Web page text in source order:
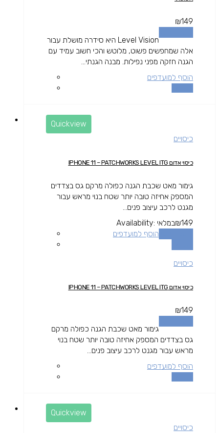
₪149
Level Vision היא סידרה מושלת עבור
אלה שמחפשים פשוט, מלוטש והכי חשוב עמיד עם
הגנה חזקה מפני נפילות. מבנה הגנתי...
הוסף למועדפים
Quickview
כיסויים
כיסוי אדום IPHONE 11 – PATCHWORKS LEVEL ITG
גימור מאט שכבת הגנה כפולה מרקם גס בצדדים
המספק אחיזה טובה יותר שטח בנוי מראש עבור
מגנט לרכב עיצוב פנים...
₪149
Availability: במלאי
הוסף למועדפים
כיסויים
כיסוי אדום IPHONE 11 – PATCHWORKS LEVEL ITG
₪149
גימור מאט שכבת הגנה כפולה מרקם
גס בצדדים המספק אחיזה טובה יותר שטח בנוי
מראש עבור מגנט לרכב עיצוב פנים...
הוסף למועדפים
Quickview
כיסויים